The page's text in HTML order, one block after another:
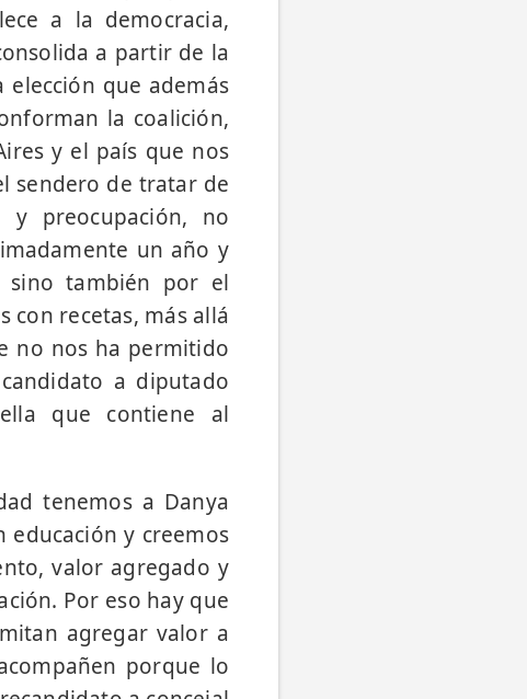
a la democracia,
a partir de la
que además
la coalición,
y el país que nos
sendero de tratar de
y preocupación, no
un año y
sino también por el
con recetas, más allá
no nos ha permitido
a diputado
que contiene al
tenemos a Danya
educación y creemos
valor agregado y
Por eso hay que
agregar valor a
porque lo